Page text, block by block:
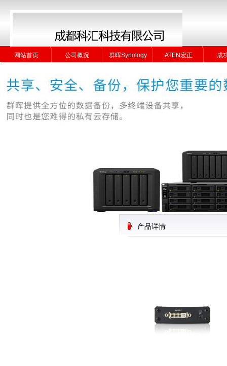
网站首页 公司概况 群晖Synology ATEN宏正 成
网站首页 公司概况 群晖Synology ATEN宏正 成
产品详情